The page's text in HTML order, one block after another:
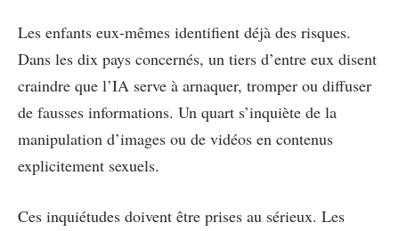
Les enfants eux-mêmes identifient déjà des risques.
Dans les dix pays concernés, un tiers d’entre eux disent
craindre que l’IA serve à arnaquer, tromper ou diffuser
de fausses informations. Un quart s’inquiète de la
manipulation d’images ou de vidéos en contenus
explicitement sexuels.
Ces inquiétudes doivent être prises au sérieux. Les